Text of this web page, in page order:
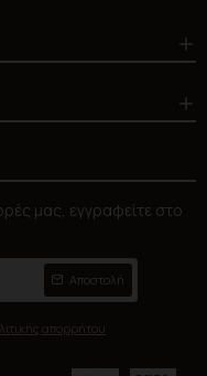
μας, εγγραφείτε στο
Αποστολή
απορρήτου